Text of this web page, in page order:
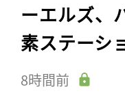
ーエルズ、
素ステーシ
8時間前